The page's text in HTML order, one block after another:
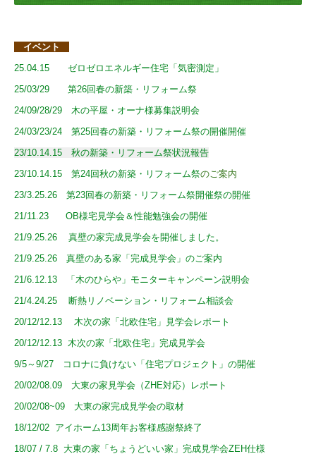
イベント
25.04.15 ゼロゼロエネルギー住宅「気密測定」
25/03/29 第26回春の新築・リフォーム祭
24/09/28/29 木の平屋・オーナ様募集説明会
24/03/23/24
第25回春の新築・リフォーム祭の開催開催
23/10.14.15 秋の新築・リフォーム祭状況報告
23/10.14.15 第24回秋の新築・リフォーム祭のご案内
23/3.25.26 第23回春の新築・リフォーム祭開催祭の開催
21/11.23 OB様宅見学会＆性能勉強会の開催
21/9.25.26 真壁の家完成見学会を開催しました。
21/9.25.26 真壁のある家「完成見学会」のご案内
21/6.12.13 「木のひらや」モニターキャ ンペーン説明会
21/4.24.25 断熱リノベーション・リフォーム相談会
20/12/12.13 木次の家「北欧住宅」見学会レポート
20/12/12.13 木次の家「北欧住宅」完成見学会
9/5～9/27 コロナに負けない「住宅プロジェクト」の開催
20/02/08.09 大東の家見学会（ZHE対応）レポート
20/02/08~09 大東の家完成見学会の取材
18/12/02 アイホーム13周年お客様感謝祭終了
18/07 / 7.8 大東の家「ちょうどいい家」完成見学会ZEH仕様